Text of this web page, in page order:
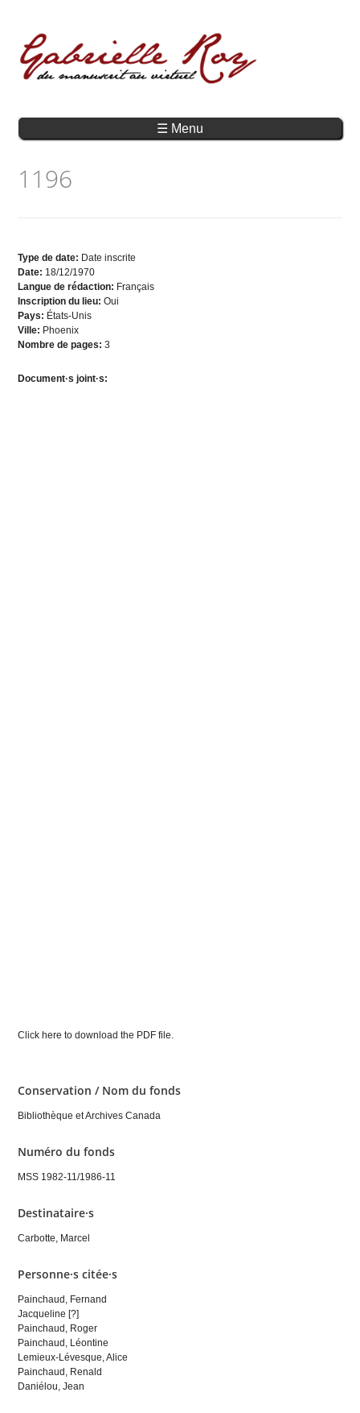
☰ Menu
1196
Type de date: Date inscrite
Date: 18/12/1970
Langue de rédaction: Français
Inscription du lieu:Oui
Pays: États-Unis
Ville: Phoenix
Nombre de pages:3
Document·s joint·s:
Click here to download the PDF file.
Conservation / Nom du fonds
Bibliothèque et Archives Canada
Numéro du fonds
MSS 1982-11/1986-11
Destinataire·s
Carbotte, Marcel
Personne·s citée·s
Painchaud, Fernand
Jacqueline [?]
Painchaud, Roger
Painchaud, Léontine
Lemieux-Lévesque, Alice
Painchaud, Renald
Daniélou, Jean